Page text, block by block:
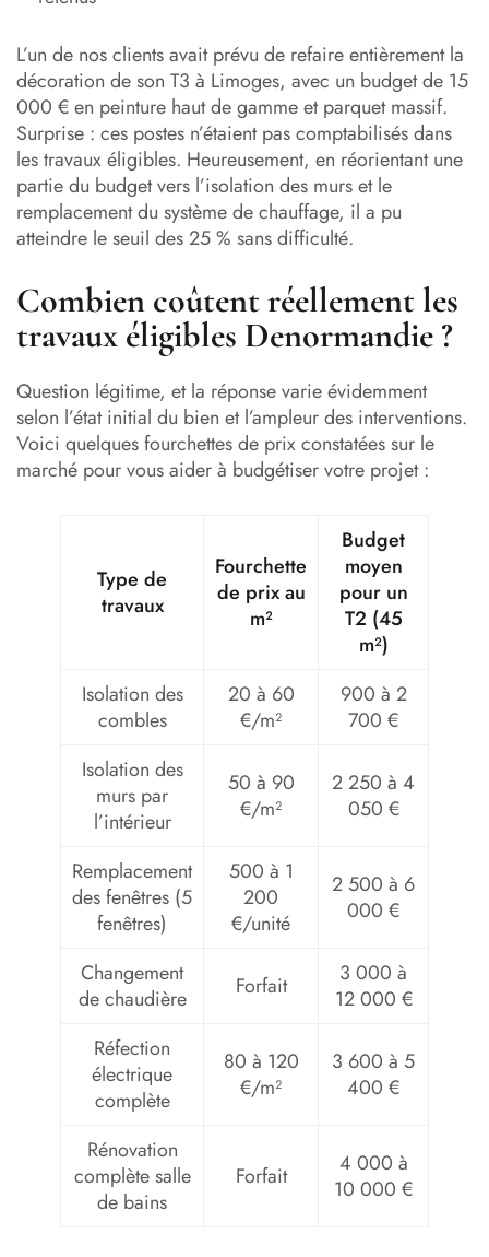
L’un de nos clients avait prévu de refaire entièrement la
décoration de son T3 à Limoges, avec un budget de 15
000 € en peinture haut de gamme et parquet massif.
Surprise : ces postes n’étaient pas comptabilisés dans
les travaux éligibles. Heureusement, en réorientant une
partie du budget vers l’isolation des murs et le
remplacement du système de chauffage, il a pu
atteindre le seuil des 25 % sans difficulté.
Combien coûtent réellement les
travaux éligibles Denormandie ?
Question légitime, et la réponse varie évidemment
selon l’état initial du bien et l’ampleur des interventions.
Voici quelques fourchettes de prix constatées sur le
marché pour vous aider à budgétiser votre projet :
Type de
travaux
Fourchette
de prix au
m²
Budget
moyen
pour un
T2 (45
m²)
Isolation des
combles
20 à 60
€/m²
900 à 2
700 €
Isolation des
murs par
l’intérieur
50 à 90
€/m²
2 250 à 4
050 €
Remplacement
des fenêtres (5
fenêtres)
500 à 1
200
€/unité
2 500 à 6
000 €
Changement
de chaudière
Forfait
3 000 à
12 000 €
Réfection
électrique
complète
80 à 120
€/m²
3 600 à 5
400 €
Rénovation
complète salle
de bains
Forfait
4 000 à
10 000 €